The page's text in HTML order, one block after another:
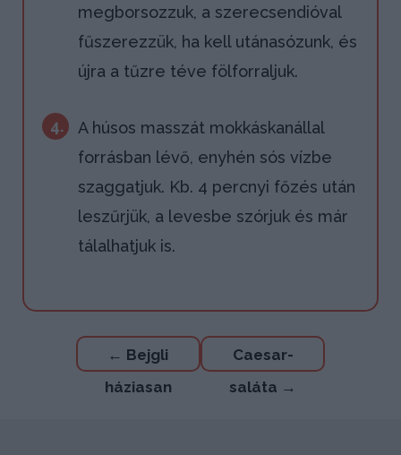
megborsozzuk, a szerecsendióval
fűszerezzük, ha kell utánasózunk, és
újra a tűzre téve fölforraljuk.
4.
A húsos masszát mokkáskanállal
forrásban lévő, enyhén sós vízbe
szaggatjuk. Kb. 4 percnyi főzés után
leszűrjük, a levesbe szórjuk és már
tálalhatjuk is.
Bejegyzés
navigáció
← Bejgli
háziasan
Caesar-
saláta →